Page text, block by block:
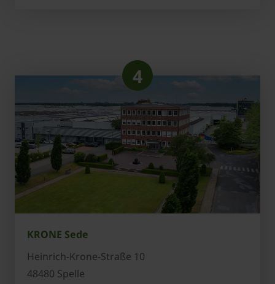
4
KRONE Sede
Heinrich-Krone-Straße 10
48480 Spelle